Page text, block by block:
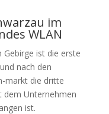
im
WLAN
ist die erste
nach den
markt die dritte
dem Unternehmen
ist.